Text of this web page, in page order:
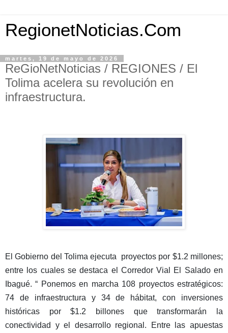
RegionetNoticias.Com
martes, 19 de mayo de 2026
ReGioNetNoticias / REGIONES / El
Tolima acelera su revolución en
infraestructura.
El Gobierno del Tolima ejecuta proyectos por $1.2 millones;
entre los cuales se destaca el Corredor Vial El Salado en
Ibagué. “ Ponemos en marcha 108 proyectos estratégicos:
74 de infraestructura y 34 de hábitat, con inversiones
históricas por $1.2 billones que transformarán la
conectividad y el desarrollo regional. Entre las apuestas